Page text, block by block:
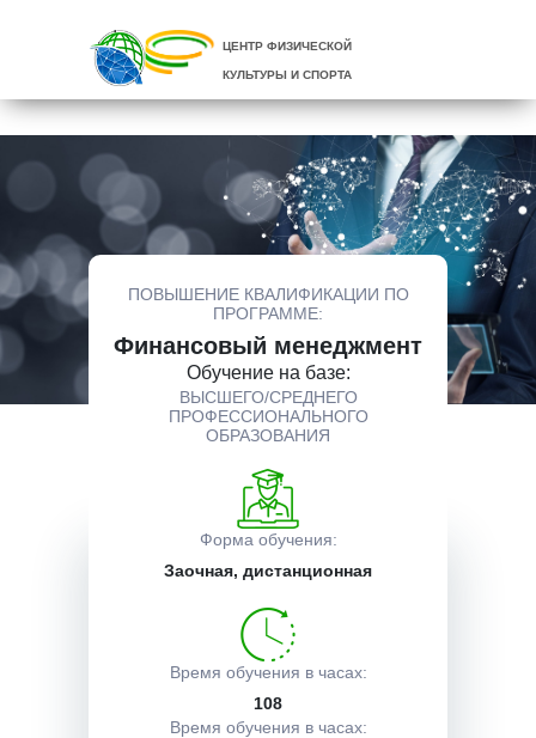
ЦЕНТР ФИЗИЧЕСКОЙ
КУЛЬТУРЫ И СПОРТА
ПОВЫШЕНИЕ КВАЛИФИКАЦИИ ПО
ПРОГРАММЕ:
Финансовый менеджмент
Обучение на базе:
ВЫСШЕГО/СРЕДНЕГО
ПРОФЕССИОНАЛЬНОГО
ОБРАЗОВАНИЯ
Форма обучения:
Заочная, дистанционная
Время обучения в часах:
108
Время обучения в часах:
Получаемые документы